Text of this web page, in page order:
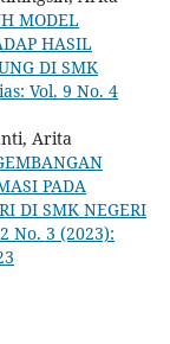
MODEL
HASIL
DI SMK
Vol. 9 No. 4
Arita
PADA
DI SMK NEGERI
No. 3 (2023):